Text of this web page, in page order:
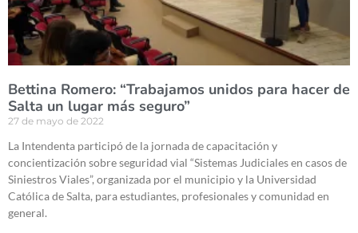
Bettina Romero: “Trabajamos unidos para hacer de
Salta un lugar más seguro”
27 de mayo de 2022
La Intendenta participó de la jornada de capacitación y
concientización sobre seguridad vial “Sistemas Judiciales en casos de
Siniestros Viales”, organizada por el municipio y la Universidad
Católica de Salta, para estudiantes, profesionales y comunidad en
general.